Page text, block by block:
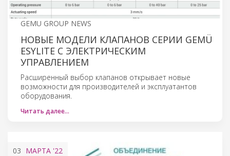
GEMU GROUP NEWS
НОВЫЕ МОДЕЛИ КЛАПАНОВ СЕРИИ GEMÜ
ESYLITE С ЭЛЕКТРИЧЕСКИМ
УПРАВЛЕНИЕМ
Расширенный выбор клапанов открывает новые
возможности для производителей и эксплуатантов
оборудования.
Читать далее…
03 МАРТА '22